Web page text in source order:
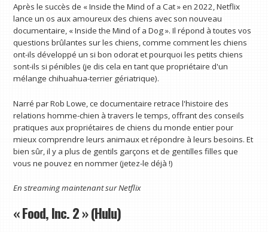
Après le succès de « Inside the Mind of a Cat » en 2022, Netflix
lance un os aux amoureux des chiens avec son nouveau
documentaire, « Inside the Mind of a Dog ». Il répond à toutes vos
questions brûlantes sur les chiens, comme comment les chiens
ont-ils développé un si bon odorat et pourquoi les petits chiens
sont-ils si pénibles (je dis cela en tant que propriétaire d'un
mélange chihuahua-terrier gériatrique).
Narré par Rob Lowe, ce documentaire retrace l'histoire des
relations homme-chien à travers le temps, offrant des conseils
pratiques aux propriétaires de chiens du monde entier pour
mieux comprendre leurs animaux et répondre à leurs besoins. Et
bien sûr, il y a plus de gentils garçons et de gentilles filles que
vous ne pouvez en nommer (jetez-le déjà !)
En streaming maintenant surNetflix
« Food, Inc. 2 » (Hulu)